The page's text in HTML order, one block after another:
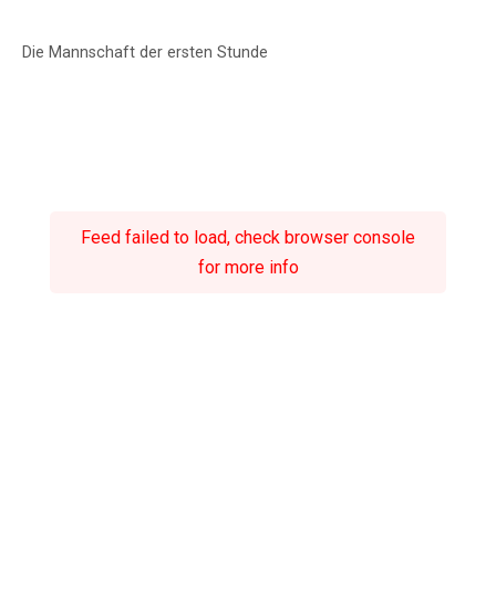
Die Mannschaft der ersten Stunde
Feed failed to load, check browser console
for more info